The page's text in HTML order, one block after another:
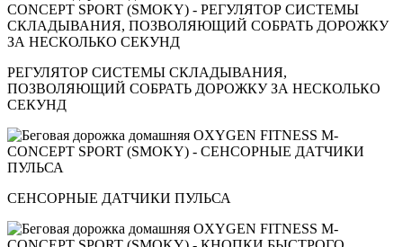
РЕГУЛЯТОР СИСТЕМЫ СКЛАДЫВАНИЯ,
ПОЗВОЛЯЮЩИЙ СОБРАТЬ ДОРОЖКУ ЗА НЕСКОЛЬКО
СЕКУНД
СЕНСОРНЫЕ ДАТЧИКИ ПУЛЬСА